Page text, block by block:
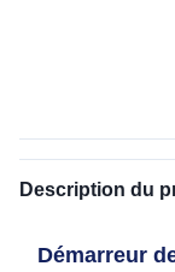
Description du
Démarreur